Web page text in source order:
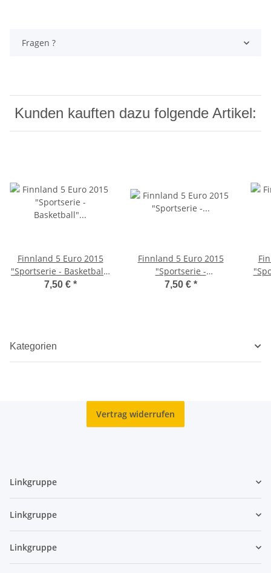
Fragen ?
Kunden kauften dazu folgende Artikel:
Finnland 5 Euro 2015
"Sportserie - Basketball"
unc.
7,50 € *
Finnland 5 Euro 2015
"Sportserie -
Eiskunstlauf" unc.
7,50 € *
Kategorien
Vertrag widerrufen
Linkgruppe
Linkgruppe
Linkgruppe